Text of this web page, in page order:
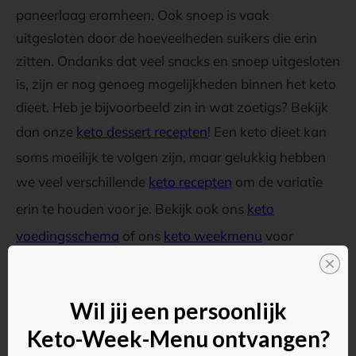
paneerlaag eromheen. Ook snoep is vaak
uitgesloten door de hoeveelheden suikers die erin
zitten. Ondanks dat veel snacks en snoep uitgesloten
is, zijn er nog genoeg mogelijkheden binnen het keto
dieet. Heb je bijvoorbeeld zin in wat zoetigs? Bekijk
dan onze keto dessert recepten! Een keto dieet kan
soms moeilijk te volgen zijn, maar gelukkig hebben
we veel verschillende keto recepten om de variatie
erin te houden voor je. Bekijk ook ons keto
voedingsschema of ons keto weekmenu voor
of heb
Wil jij een persoonlijk
Keto-Week-Menu ontvangen?